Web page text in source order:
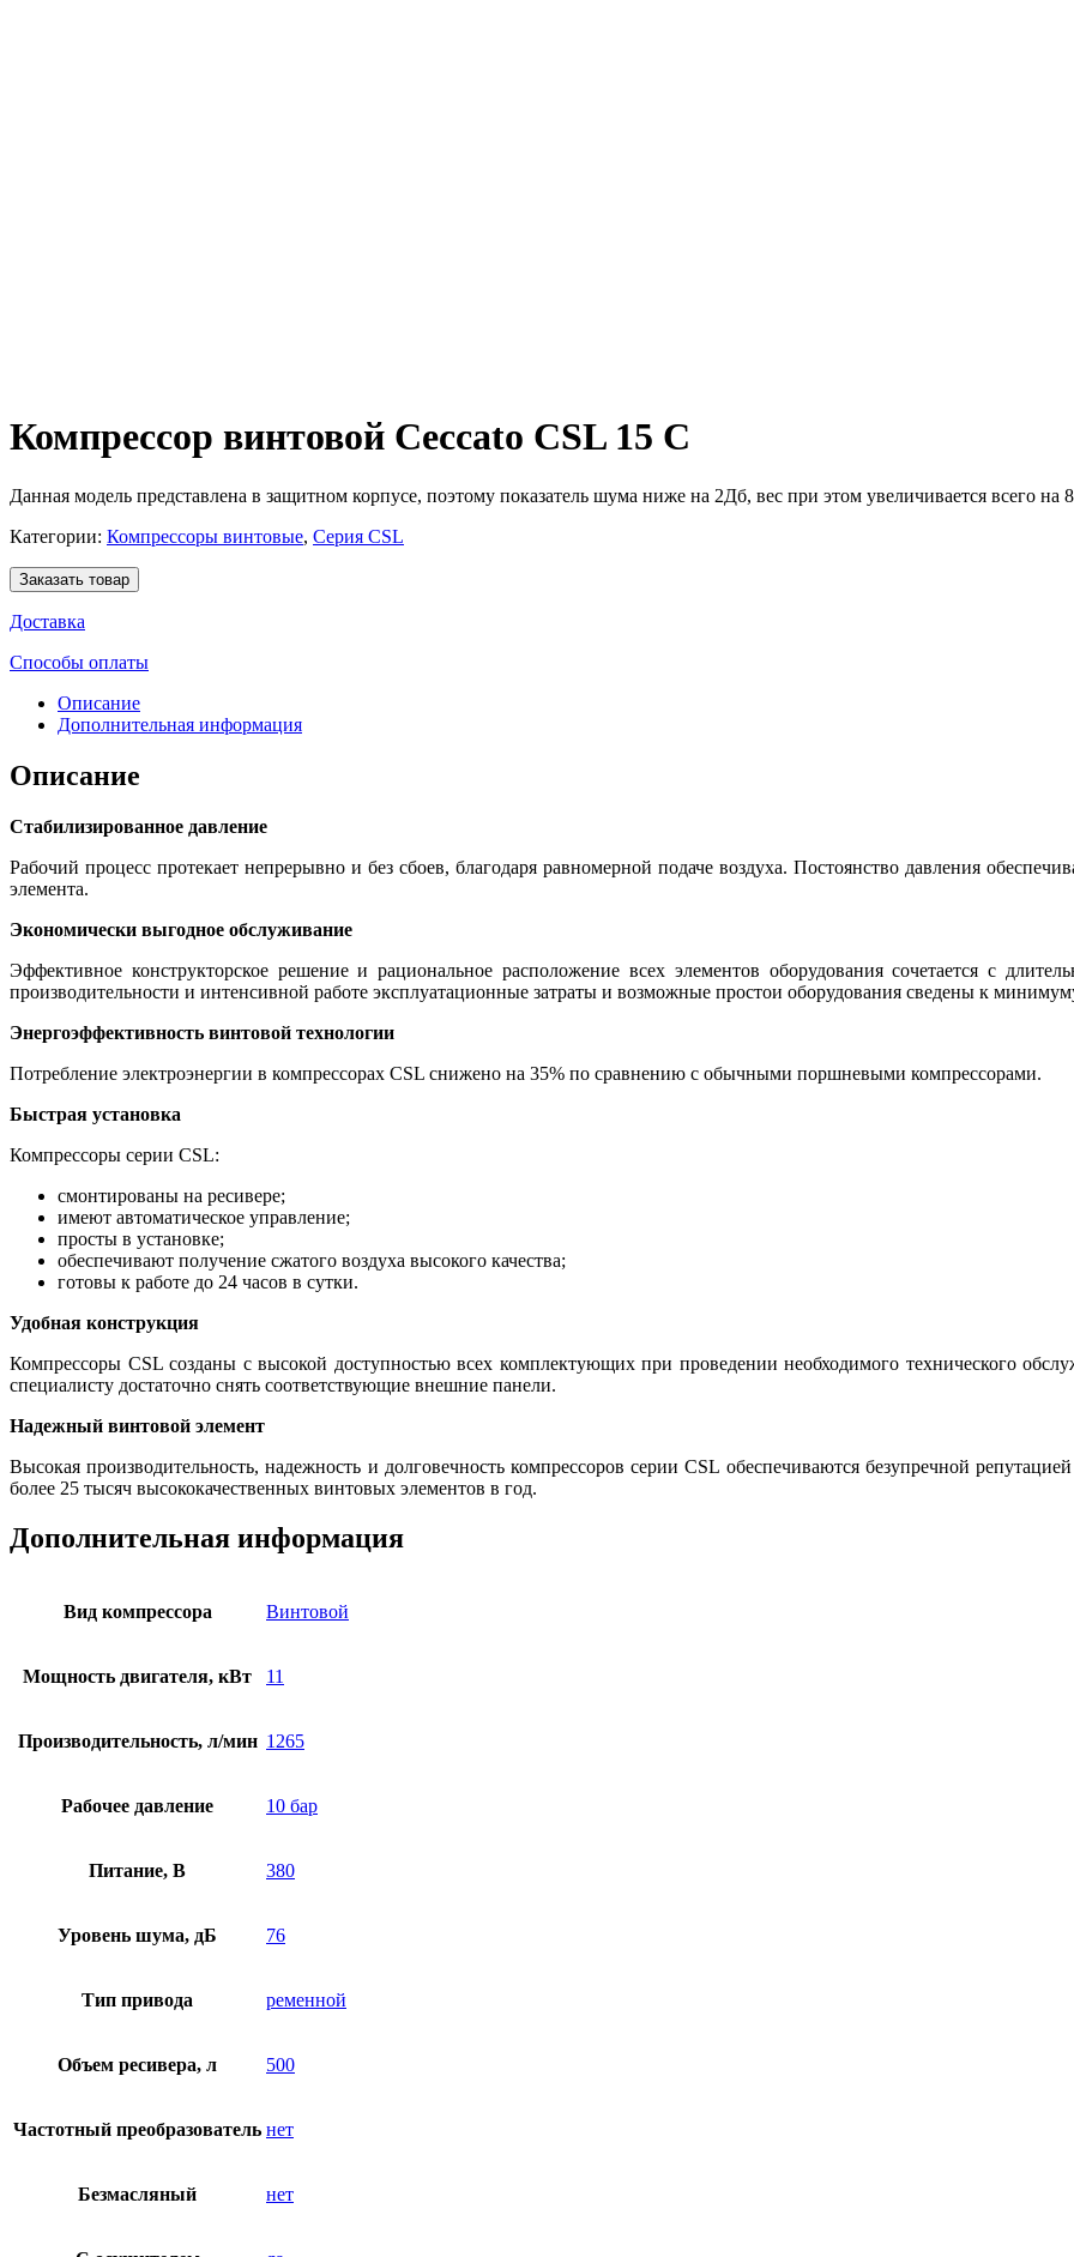
Компрессор винтовой Ceccato CSL 15 C
Данная модель представлена в защитном корпусе, поэтому показатель шума ниже на 2Дб, вес при этом увеличивается всего на
Категории: Компрессоры винтовые, Серия CSL
Заказать товар
Доставка
Способы оплаты
Описание
Дополнительная информация
Описание
Стабилизированное давление
Рабочий процесс протекает непрерывно и без сбоев, благодаря равномерной подаче воздуха. Постоянство давления
элемента.
Экономически выгодное обслуживание
Эффективное конструкторское решение и рациональное расположение всех элементов оборудования сочетается с
производительности и интенсивной работе эксплуатационные затраты и возможные простои оборудования сведены к
Энергоэффективность винтовой технологии
Потребление электроэнергии в компрессорах CSL снижено на 35% по сравнению с обычными поршневыми компрессорами.
Быстрая установка
Компрессоры серии CSL:
смонтированы на ресивере;
имеют автоматическое управление;
просты в установке;
обеспечивают получение сжатого воздуха высокого качества;
готовы к работе до 24 часов в сутки.
Удобная конструкция
Компрессоры CSL созданы с высокой доступностью всех комплектующих при проведении необходимого технического
специалисту достаточно снять соответствующие внешние панели.
Надежный винтовой элемент
Высокая производительность, надежность и долговечность компрессоров серии CSL обеспечиваются безупречной
более 25 тысяч высококачественных винтовых элементов в год.
Дополнительная информация
Вид компрессора Винтовой
Мощность двигателя, кВт 11
Производительность, л/мин 1265
Рабочее давление 10 бар
Питание, В 380
Уровень шума, дБ 76
Тип привода ременной
Объем ресивера, л 500
Частотный преобразователь нет
Безмасляный нет